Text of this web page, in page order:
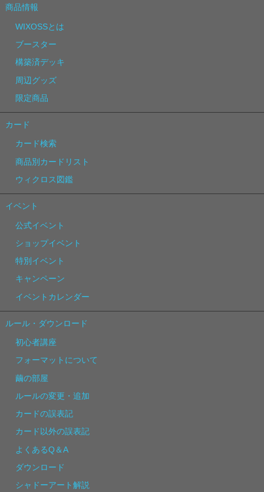
商品情報
WIXOSSとは
ブースター
構築済デッキ
周辺グッズ
限定商品
カード
カード検索
商品別カードリスト
ウィクロス図鑑
イベント
公式イベント
ショップイベント
特別イベント
キャンペーン
イベントカレンダー
ルール・ダウンロード
初心者講座
フォーマットについて
繭の部屋
ルールの変更・追加
カードの誤表記
カード以外の誤表記
よくあるQ＆A
ダウンロード
シャドーアート解説